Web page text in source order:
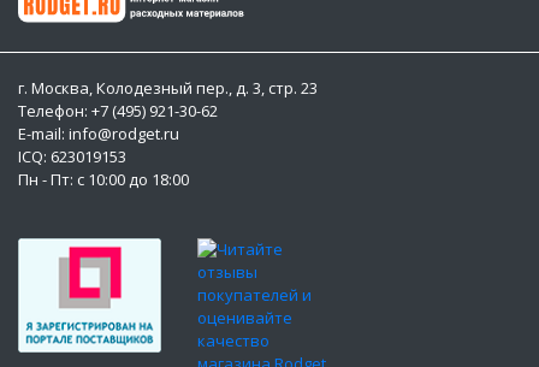
г. Москва, Колодезный пер., д. 3, стр. 23
Телефон: +7 (495) 921-30-62
E-mail: info@rodget.ru
ICQ: 623019153
Пн - Пт: с 10:00 до 18:00